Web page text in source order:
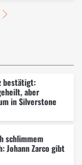
bestätigt:
aber
in Silverstone
schlimmem
Johann Zarco gibt